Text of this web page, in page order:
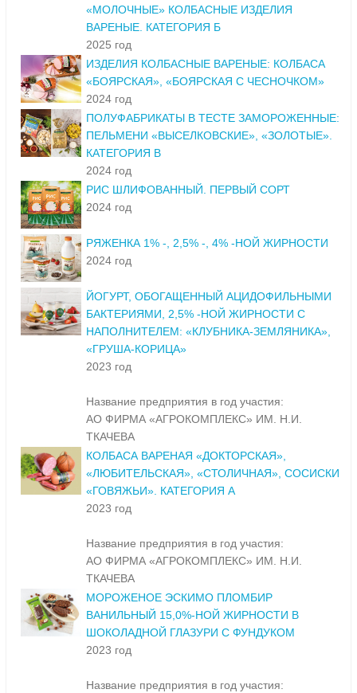
«МОЛОЧНЫЕ» КОЛБАСНЫЕ ИЗДЕЛИЯ
ВАРЕНЫЕ. КАТЕГОРИЯ Б
2025 год
ИЗДЕЛИЯ КОЛБАСНЫЕ ВАРЕНЫЕ: КОЛБАСА
«БОЯРСКАЯ», «БОЯРСКАЯ С ЧЕСНОЧКОМ»
2024 год
ПОЛУФАБРИКАТЫ В ТЕСТЕ ЗАМОРОЖЕННЫЕ:
ПЕЛЬМЕНИ «ВЫСЕЛКОВСКИЕ», «ЗОЛОТЫЕ».
КАТЕГОРИЯ В
2024 год
РИС ШЛИФОВАННЫЙ. ПЕРВЫЙ СОРТ
2024 год
РЯЖЕНКА 1% -, 2,5% -, 4% -НОЙ ЖИРНОСТИ
2024 год
ЙОГУРТ, ОБОГАЩЕННЫЙ АЦИДОФИЛЬНЫМИ
БАКТЕРИЯМИ, 2,5% -НОЙ ЖИРНОСТИ С
НАПОЛНИТЕЛЕМ: «КЛУБНИКА-ЗЕМЛЯНИКА»,
«ГРУША-КОРИЦА»
2023 год
Название предприятия в год участия:
АО ФИРМА «АГРОКОМПЛЕКС» ИМ. Н.И.
ТКАЧЕВА
КОЛБАСА ВАРЕНАЯ «ДОКТОРСКАЯ»,
«ЛЮБИТЕЛЬСКАЯ», «СТОЛИЧНАЯ», СОСИСКИ
«ГОВЯЖЬИ». КАТЕГОРИЯ А
2023 год
Название предприятия в год участия:
АО ФИРМА «АГРОКОМПЛЕКС» ИМ. Н.И.
ТКАЧЕВА
МОРОЖЕНОЕ ЭСКИМО ПЛОМБИР
ВАНИЛЬНЫЙ 15,0%-НОЙ ЖИРНОСТИ В
ШОКОЛАДНОЙ ГЛАЗУРИ С ФУНДУКОМ
2023 год
Название предприятия в год участия: